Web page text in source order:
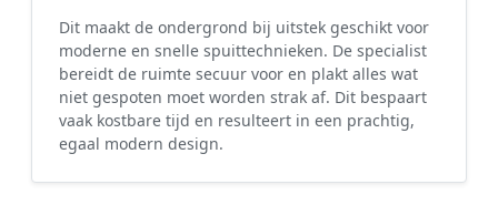
Dit maakt de ondergrond bij uitstek geschikt voor
moderne en snelle spuittechnieken. De specialist
bereidt de ruimte secuur voor en plakt alles wat
niet gespoten moet worden strak af. Dit bespaart
vaak kostbare tijd en resulteert in een prachtig,
egaal modern design.